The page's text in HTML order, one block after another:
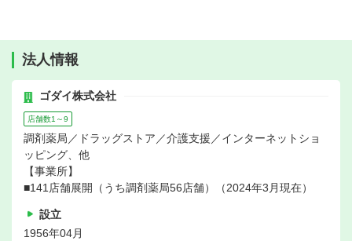
法人情報
ゴダイ株式会社
店舗数1～9
調剤薬局／ドラッグストア／介護支援／インターネットショ
ッピング、他
【事業所】
■141店舗展開（うち調剤薬局56店舗）（2024年3月現在）
設立
1956年04月